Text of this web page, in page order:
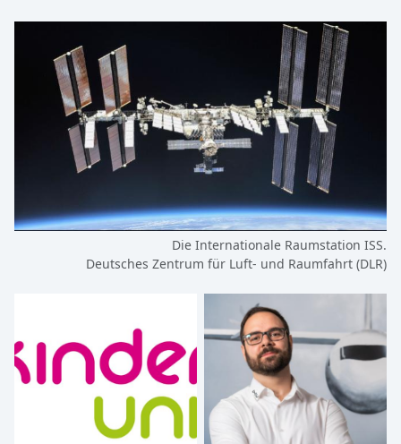
Die Internationale Raumstation ISS.
Deutsches Zentrum für Luft- und Raumfahrt (DLR)